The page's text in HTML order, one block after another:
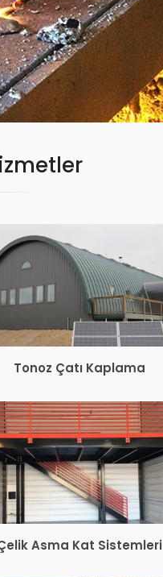
Tonoz Çatı Kaplama
Asma Kat Sistemleri